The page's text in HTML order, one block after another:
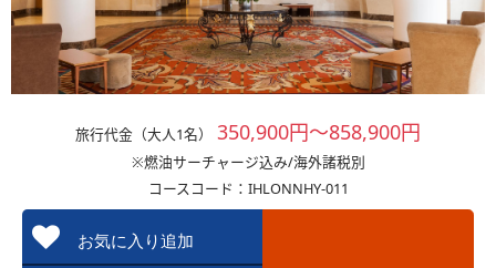
旅行代金（大人1名） 350,900円～858,900円
※燃油サーチャージ込み/海外諸税別
コースコード：IHLONNHY-011
お気に入り追加